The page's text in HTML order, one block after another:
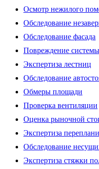
Осмотр нежилого
Обследование
Обследование фасада
Повреждение
Экспертиза лестниц
Обследование
Обмеры площади
Проверка вентиляции
Оценка рыночной
Экспертиза
Обследование
Экспертиза стяжки